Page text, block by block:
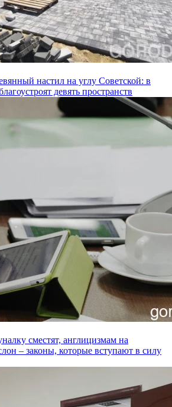
настил на углу Советской: в
девять пространств
сместят, англицизмам на
– законы, которые вступают в силу